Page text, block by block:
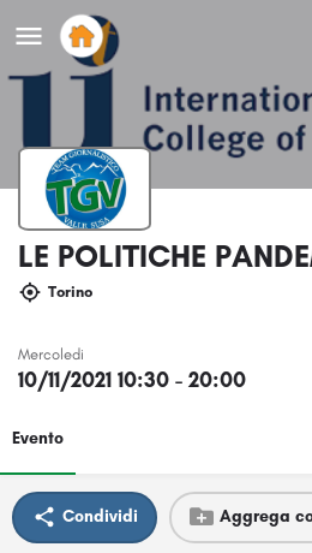
LE POLITICHE
Torino
Mercoledi
10/11/2021 10:30 - 20:00
Evento
Condividi Aggrega